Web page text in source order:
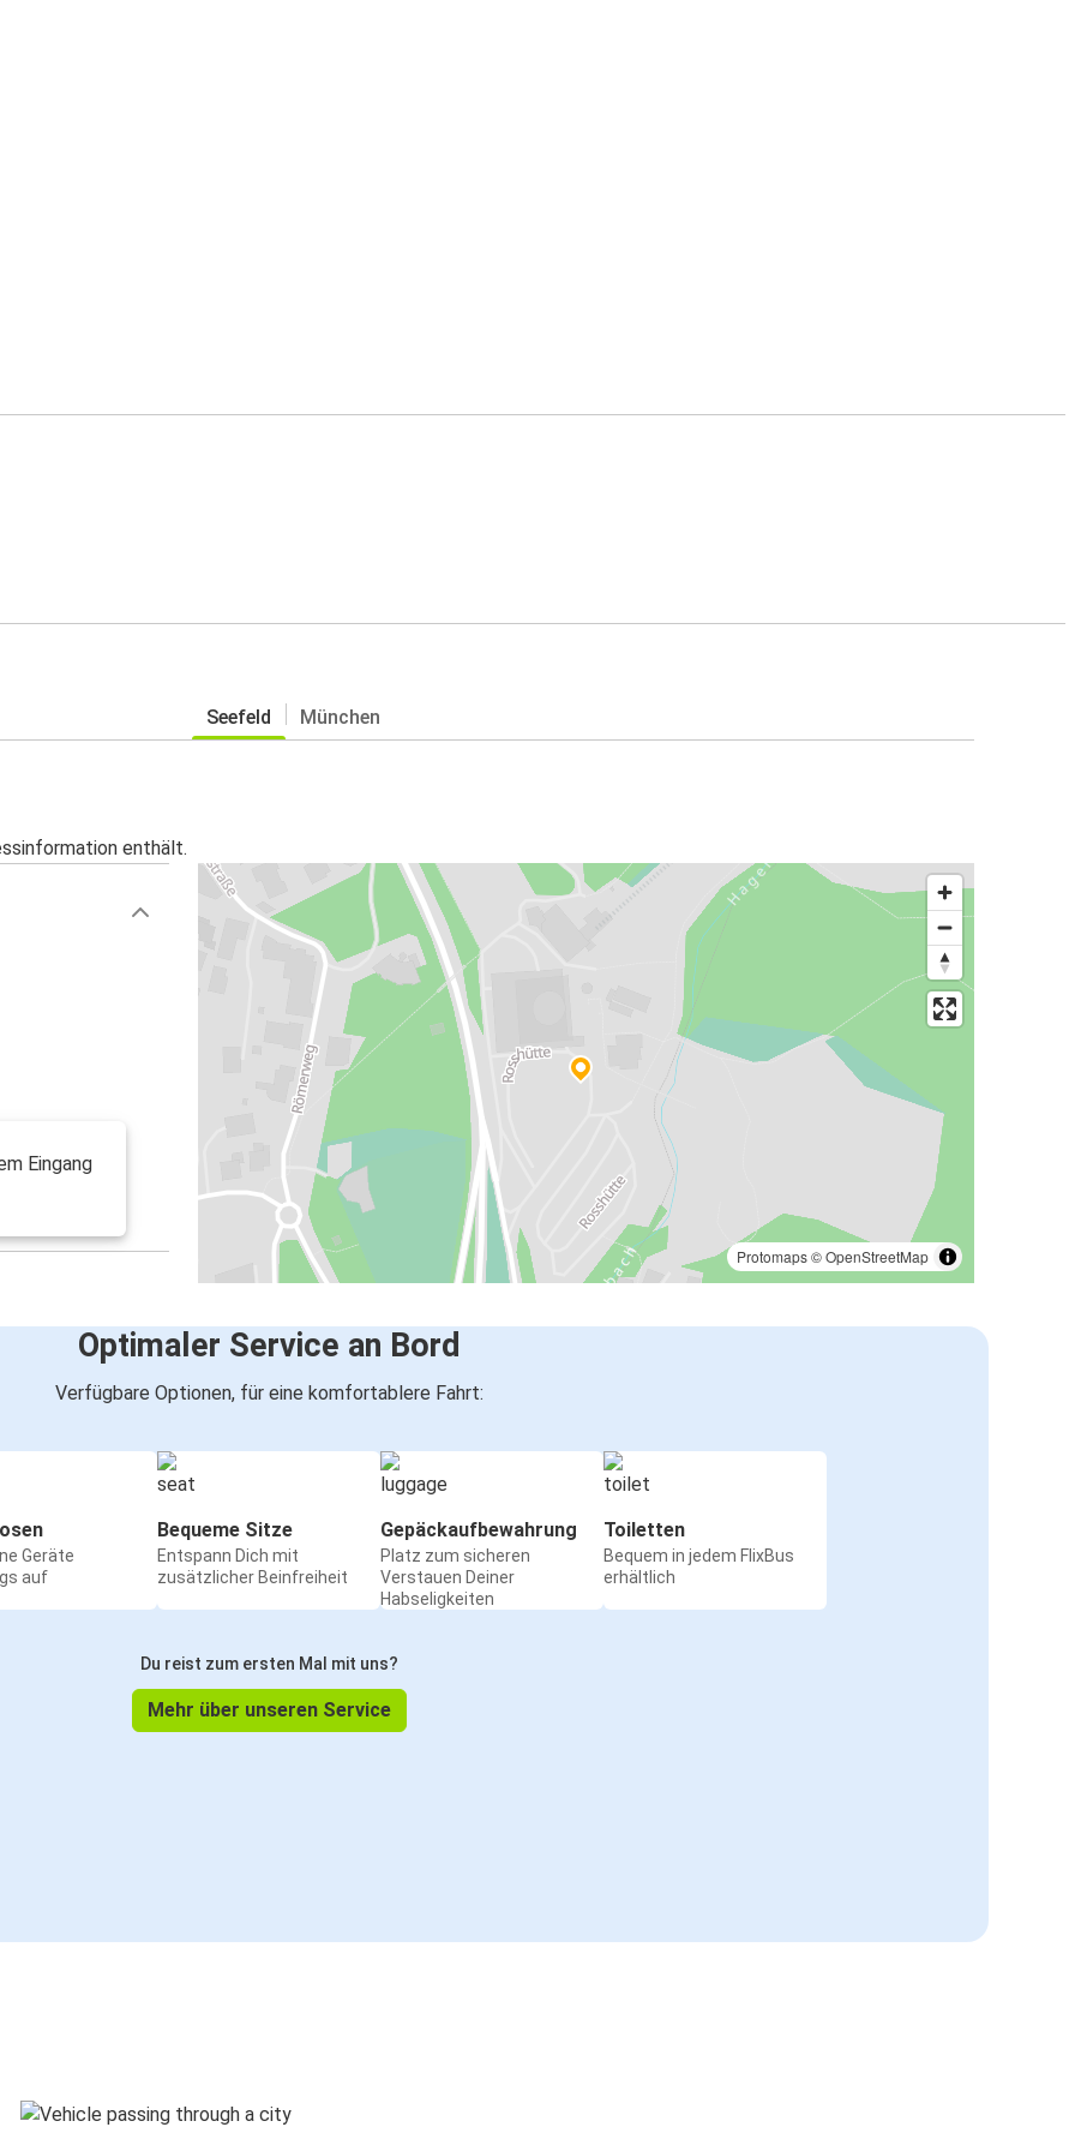
Seefeld München
enthält.
Protomaps©OpenStreetMap
Eingang
Optimaler Service an Bord
Verfügbare Optionen, für eine komfortablere Fahrt:
Geräte
auf
Bequeme Sitze
Entspann Dich mit
zusätzlicher Beinfreiheit
Gepäckaufbewahrung
Platz zum sicheren
Verstauen Deiner
Habseligkeiten
Toiletten
Bequem in jedem FlixBus
erhältlich
Du reist zum ersten Mal mit uns?
Mehr über unseren Service